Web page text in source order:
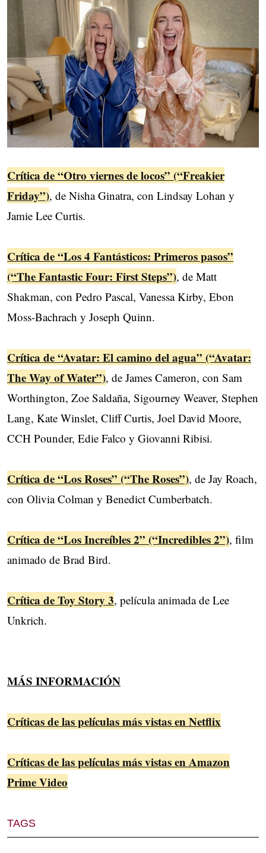
Crítica de “Otro viernes de locos” (“Freakier
Friday”), de Nisha Ginatra, con Lindsay Lohan y
Jamie Lee Curtis.
Crítica de “Los 4 Fantásticos: Primeros pasos”
(“The Fantastic Four: First Steps”), de Matt
Shakman, con Pedro Pascal, Vanessa Kirby, Ebon
Moss-Bachrach y Joseph Quinn.
Crítica de “Avatar: El camino del agua” (“Avatar:
The Way of Water”), de James Cameron, con Sam
Worthington, Zoe Saldaña, Sigourney Weaver, Stephen
Lang, Kate Winslet, Cliff Curtis, Joel David Moore,
CCH Pounder, Edie Falco y Giovanni Ribisi.
Crítica de “Los Roses” (“The Roses”), de Jay Roach,
con Olivia Colman y Benedict Cumberbatch.
Crítica de “Los Increíbles 2” (“Incredibles 2”), film
animado de Brad Bird.
Crítica de Toy Story 3, película animada de Lee
Unkrich.
MÁS INFORMACIÓN
Críticas de las películas más vistas en Netflix
Críticas de las películas más vistas en Amazon
Prime Video
TAGS